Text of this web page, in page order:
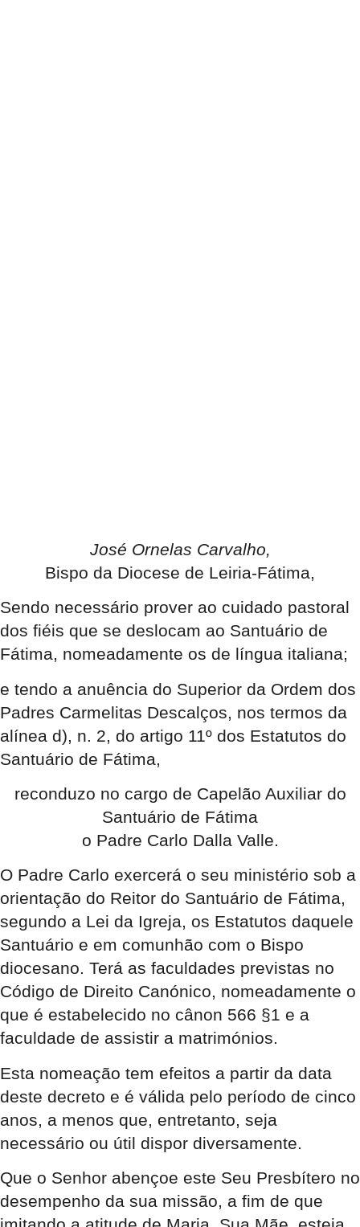
José Ornelas Carvalho,
Bispo da Diocese de Leiria-Fátima,
Sendo necessário prover ao cuidado pastoral
dos fiéis que se deslocam ao Santuário de
Fátima, nomeadamente os de língua italiana;
e tendo a anuência do Superior da Ordem dos
Padres Carmelitas Descalços, nos termos da
alínea d), n. 2, do artigo 11º dos Estatutos do
Santuário de Fátima,
reconduzo no cargo de Capelão Auxiliar do
Santuário de Fátima
o Padre Carlo Dalla Valle.
O Padre Carlo exercerá o seu ministério sob a
orientação do Reitor do Santuário de Fátima,
segundo a Lei da Igreja, os Estatutos daquele
Santuário e em comunhão com o Bispo
diocesano. Terá as faculdades previstas no
Código de Direito Canónico, nomeadamente o
que é estabelecido no cânon 566 §1 e a
faculdade de assistir a matrimónios.
Esta nomeação tem efeitos a partir da data
deste decreto e é válida pelo período de cinco
anos, a menos que, entretanto, seja
necessário ou útil dispor diversamente.
Que o Senhor abençoe este Seu Presbítero no
desempenho da sua missão, a fim de que